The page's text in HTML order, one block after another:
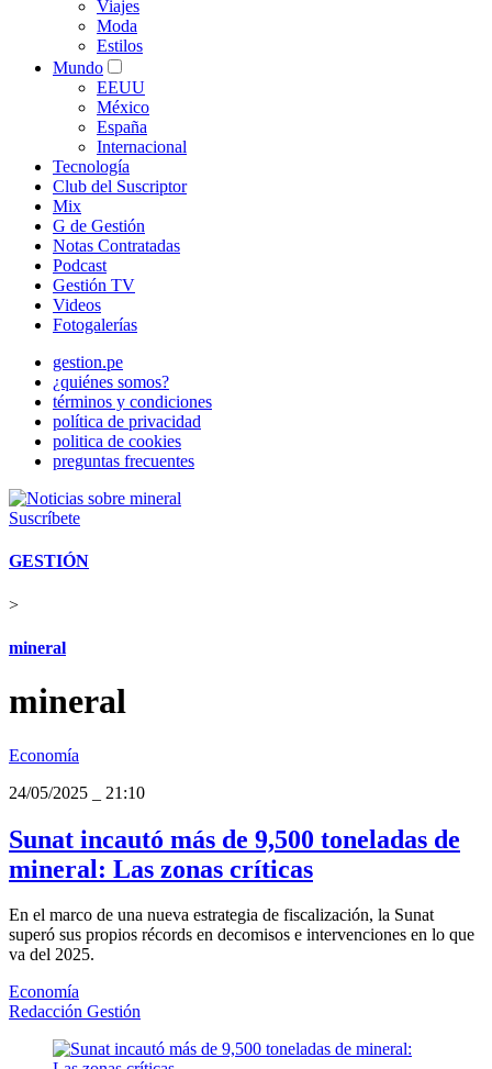
Viajes
Moda
Estilos
Mundo
EEUU
México
España
Internacional
Tecnología
Club del Suscriptor
Mix
G de Gestión
Notas Contratadas
Podcast
Gestión TV
Videos
Fotogalerías
gestion.pe
¿quiénes somos?
términos y condiciones
política de privacidad
politica de cookies
preguntas frecuentes
Suscríbete
GESTIÓN
>
mineral
mineral
Economía
24/05/2025
21:10
Sunat incautó más de 9,500 toneladas de
mineral: Las zonas críticas
En el marco de una nueva estrategia de fiscalización, la Sunat
superó sus propios récords en decomisos e intervenciones en lo que
va del 2025.
Economía
Redacción Gestión